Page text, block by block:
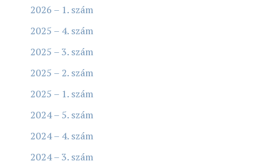
2026 – 1. szám
2025 – 4. szám
2025 – 3. szám
2025 – 2. szám
2025 – 1. szám
2024 – 5. szám
2024 – 4. szám
2024 – 3. szám